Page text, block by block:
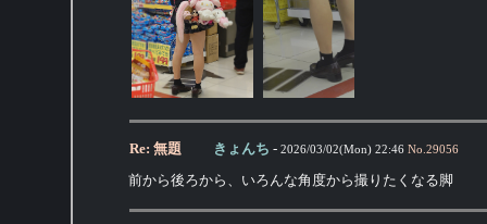
Re: 無題 きょんち - 2026/03/02(Mon) 22:46 No. 29056
前から後ろから、いろんな角度から撮りたくなる脚